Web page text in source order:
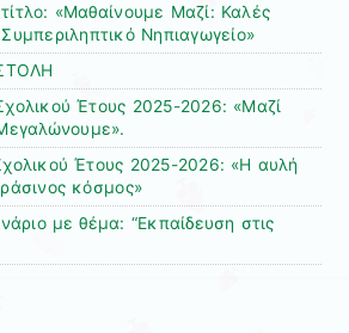
«Μαθαίνουμε Μαζί: Καλές
Νηπιαγωγείο»
Έτους 2025-2026: «Μαζί
Έτους 2025-2026: «Η αυλή
κόσμος»
με θέμα: “Εκπαίδευση στις